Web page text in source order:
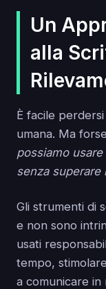
Un
alla
È facile
umana. Ma
possiamo
senza superare
Gli strumenti di
e non sono
usati
tempo,
a comunicare in